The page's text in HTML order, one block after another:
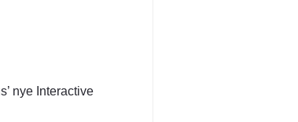
nye Interactive